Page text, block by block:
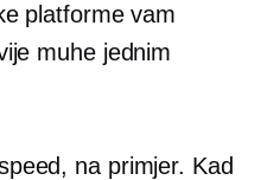
platforme vam
muhe jednim
na primjer. Kad